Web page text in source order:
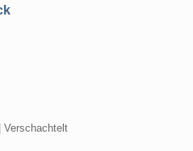
| Verschachtelt